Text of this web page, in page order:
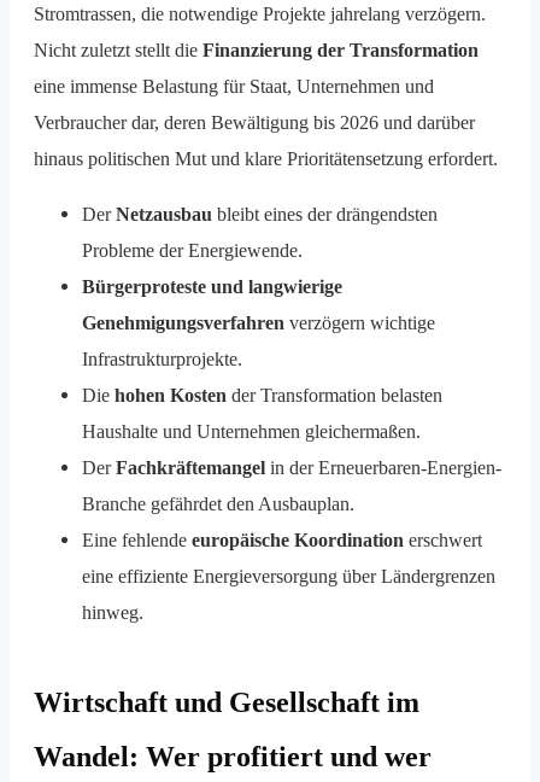
Stromtrassen, die notwendige Projekte jahrelang verzögern.
Nicht zuletzt stellt die Finanzierung der Transformation
eine immense Belastung für Staat, Unternehmen und
Verbraucher dar, deren Bewältigung bis 2026 und darüber
hinaus politischen Mut und klare Prioritätensetzung erfordert.
DerNetzausbau bleibt eines der drängendsten
Probleme der Energiewende.
Bürgerproteste und langwierige
Genehmigungsverfahren verzögern wichtige
Infrastrukturprojekte.
Die hohen Kosten der Transformation belasten
Haushalte und Unternehmen gleichermaßen.
DerFachkräftemangel in der Erneuerbaren-Energien-
Branche gefährdet den Ausbauplan.
Eine fehlende europäische Koordination erschwert
eine effiziente Energieversorgung über Ländergrenzen
hinweg.
Wirtschaft und Gesellschaft im
Wandel: Wer profitiert und wer